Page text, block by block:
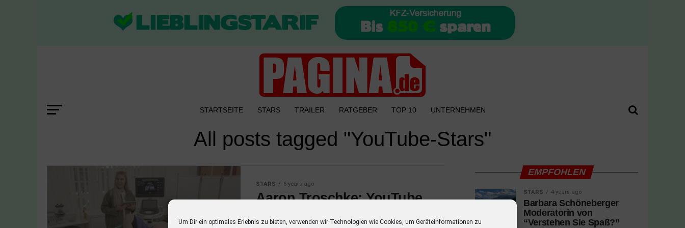
Um Dir ein optimales Erlebnis zu bieten, verwenden wir Technologien wie Cookies, um Geräteinformationen zu
STARTSEITE STARS TRAILER RATGEBER TOP 10 UNTERNEHMEN
All posts tagged "YouTube-Stars"
STARS 6 years ago
Aaron Troschke: YouTube
EMPFOHLEN
STARS 4 years ago
Barbara Schöneberger
Moderatorin von
“Verstehen Sie Spaß?”